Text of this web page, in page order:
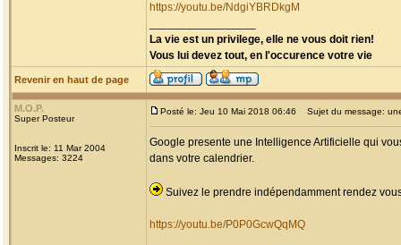
https://youtu.be/NdgiYBRDkgM
La vie est un privilege, elle ne vous doit rien!
Vous lui devez tout, en l'occurence votre vie
Revenir en haut de page
M.O.P.
Super Posteur
Inscrit le: 11 Mar 2004
Messages: 3224
Posté le: Jeu 10 Mai 2018 06:46 Sujet du message:
Google presente une Intelligence Artificielle qui
dans votre calendrier.
Suivez le prendre indépendamment rendez
https://youtu.be/P0P0GcwQqMQ